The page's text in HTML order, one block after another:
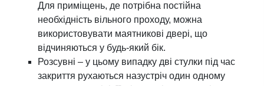
Для приміщень, де потрібна постійна
необхідність вільного проходу, можна
використовувати маятникові двері, що
відчиняються у будь-який бік.
Розсувні – у цьому випадку дві стулки під час
закриття рухаються назустріч один одному